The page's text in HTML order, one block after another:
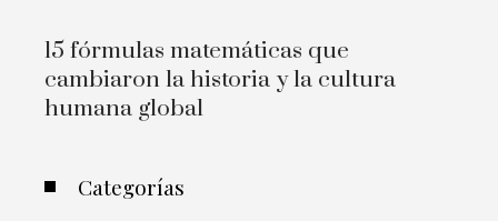
15 fórmulas matemáticas que
cambiaron la historia y la cultura
humana global
Categorías